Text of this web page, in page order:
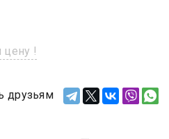
цену !
друзьям